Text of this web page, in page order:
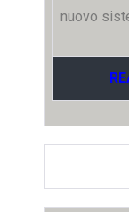
nuovo